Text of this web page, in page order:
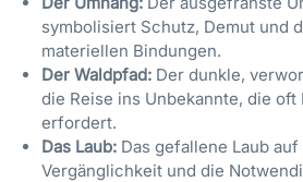
symbolisiert Schutz, Demut und
materiellen Bindungen.
Der Waldpfad: Der dunkle,
die Reise ins Unbekannte, die oft
erfordert.
Das Laub: Das gefallene Laub
Vergänglichkeit und die